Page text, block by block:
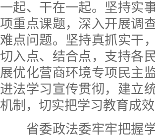
一起、干在一起。坚持实
项重点课题，深入开展调
难点问题。坚持真抓实干
切入点、结合点，支持各
展优化营商环境专项民主
进法学习宣传贯彻，建立
机制，切实把学习教育成
省委政法委牢牢把握学